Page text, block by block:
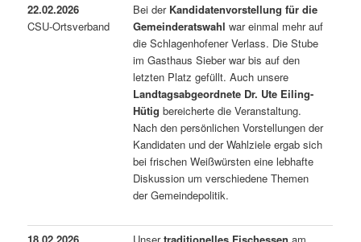
22.02.2026
CSU-Ortsverband
Bei der Kandidatenvorstellung für die
Gemeinderatswahl war einmal mehr auf
die Schlagenhofener Verlass. Die Stube
im Gasthaus Sieber war bis auf den
letzten Platz gefüllt. Auch unsere
Landtagsabgeordnete Dr. Ute Eiling-
Hütig bereicherte die Veranstaltung.
Nach den persönlichen Vorstellungen der
Kandidaten und der Wahlziele ergab sich
bei frischen Weißwürsten eine lebhafte
Diskussion um verschiedene Themen
der Gemeindepolitik.